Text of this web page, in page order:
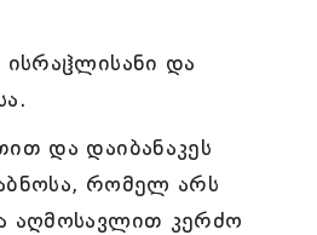
ისრაჱლისანი და
და დაიბანაკეს
რომელ არს
აღმოსავლით კერძო